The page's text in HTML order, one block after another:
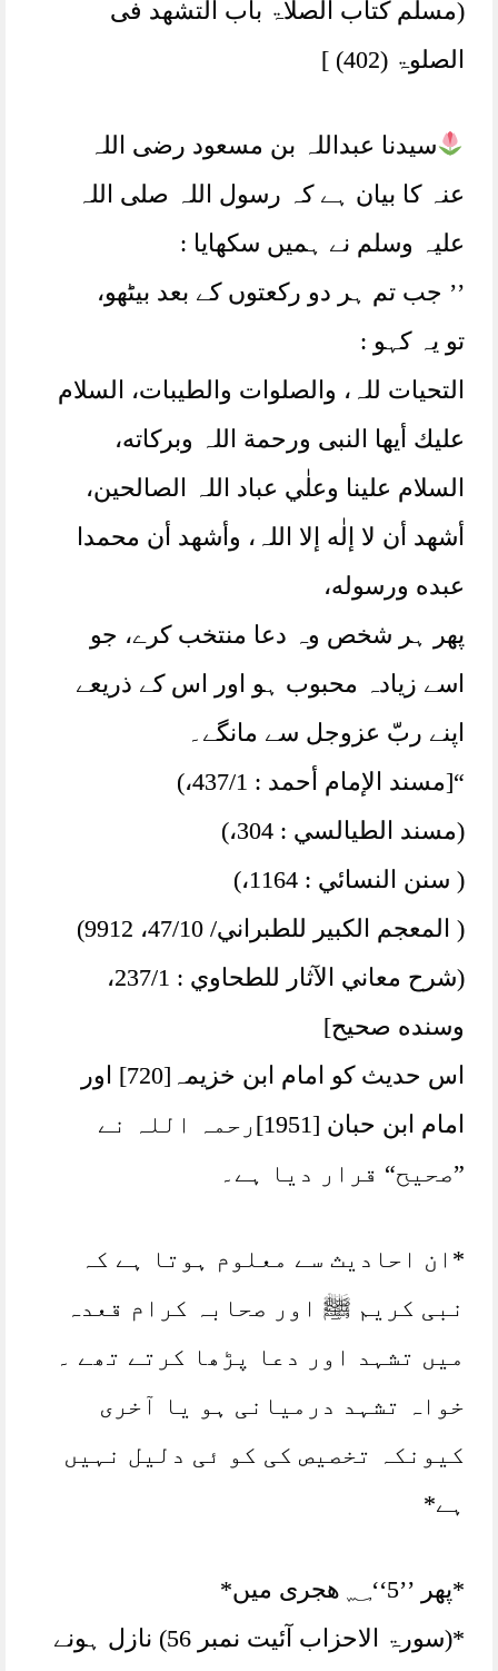
(مسلم کتاب الصلاۃ باب التشھد فی
الصلوۃ (402) ]
سیدنا عبداللہ بن مسعود رضی اللہ
عنہ کا بیان ہے کہ رسول اللہ صلی اللہ
علیہ وسلم نے ہمیں سکھایا :
’’ جب تم ہر دو رکعتوں کے بعد بیٹھو،
تو یہ کہو :
التحيات للہ، والصلوات والطيبات، السلام
عليك أيها النبى ورحمة اللہ وبركاته،
السلام علينا وعلٰي عباد اللہ الصالحين،
أشهد أن لا إلٰه إلا اللہ، وأشهد أن محمدا
عبده ورسوله،
پھر ہر شخص وہ دعا منتخب کرے، جو
اسے زیادہ محبوب ہو اور اس کے ذریعے
اپنے ربّ عزوجل سے مانگے۔
“[مسند الإمام أحمد : 437/1،)
(مسند الطيالسي : 304،)
( سنن النسائي : 1164،)
( المعجم الكبير للطبراني/ 47/10، 9912)
(شرح معاني الآثار للطحاوي : 237/1،
وسنده صحيح]
اس حدیث کو امام ابن خزیمہ[720] اور
امام ابن حبان [1951]رحمہ اللہ نے
”صحیح“ قرار دیا ہے۔
*ان احادیث سے معلوم ہوتا ہے کہ
نبی کریم ﷺ اور صحابہ کرام قعدہ
میں تشہد اور دعا پڑھا کرتے تھے ۔
خواہ تشہد درمیانی ہو یا آخری
کیونکہ تخصیص کی کو ئی دلیل نہیں
ہے*
*پھر ’’5‘‘؁ ھجری میں*
*(سورۃ الاحزاب آئیت نمبر 56) نازل ہونے